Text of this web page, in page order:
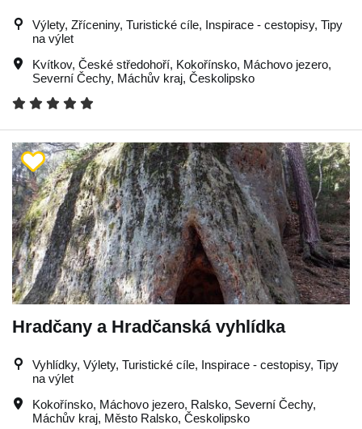
Výlety, Zříceniny, Turistické cíle, Inspirace - cestopisy, Tipy
na výlet
Kvítkov, České středohoří, Kokořínsko, Máchovo jezero,
Severní Čechy, Máchův kraj, Českolipsko
Hradčany a Hradčanská vyhlídka
Vyhlídky, Výlety, Turistické cíle, Inspirace - cestopisy, Tipy
na výlet
Kokořínsko, Máchovo jezero, Ralsko, Severní Čechy,
Máchův kraj, Město Ralsko, Českolipsko